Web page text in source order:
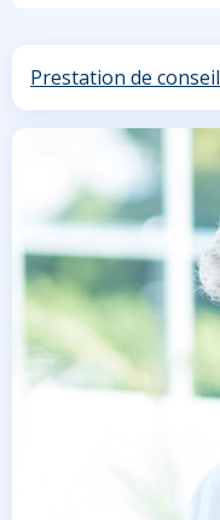
Prestation de conseil